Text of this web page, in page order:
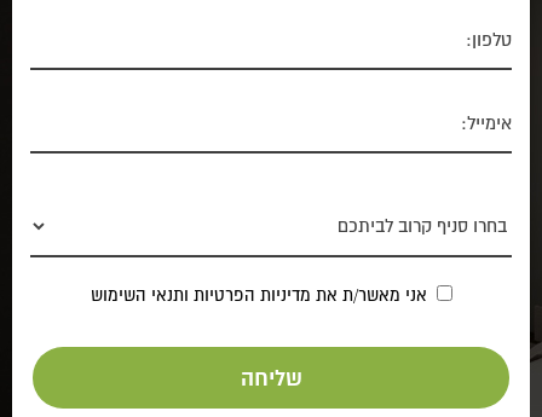
אני מאשר/ת את מדיניות הפרטיות ותנאי השימוש